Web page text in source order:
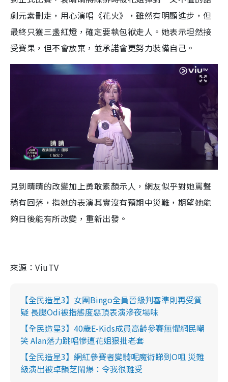
劇元素刪走，用心演唱《花火》，雖然有明顯進步，但
最終只獲三盞紅燈，確定要執包袱走人。她表示坦然接
受賽果，但不會放棄，並承諾會更努力裝備自己。
見到晴晴的改變加上勇敢素顏示人，網友似乎對她罵聲
稍有回落，指她的表演其實沒有預期中災難，期望她能
夠日後能有所改變，重新出發。
來源：ViuTV
【全民造星3】女團Bingo全員晉級判審準則再受質
疑 長腿Odi被指態度惡頂表演滲夜場味
【全民造星3】40歲E-Kids成員高齡參賽無懼網民嘲
笑 Alan落力跳唱慘遭花姐狠批老套
【全民造星3】網紅參賽者變騎呢魔術睇到O咀 災難
級演出被卓韻芝鬧爆：令我很難受